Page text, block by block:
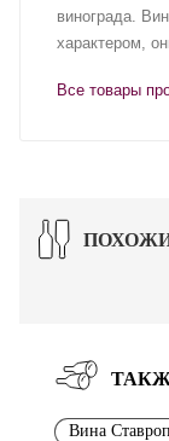
винограда.
характером,
Все товары
Вина